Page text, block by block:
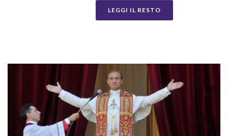
LEGGI IL RESTO